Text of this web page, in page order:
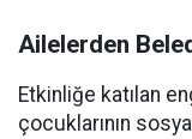
Ailelerden
Etkinliğe katılan
çocuklarının